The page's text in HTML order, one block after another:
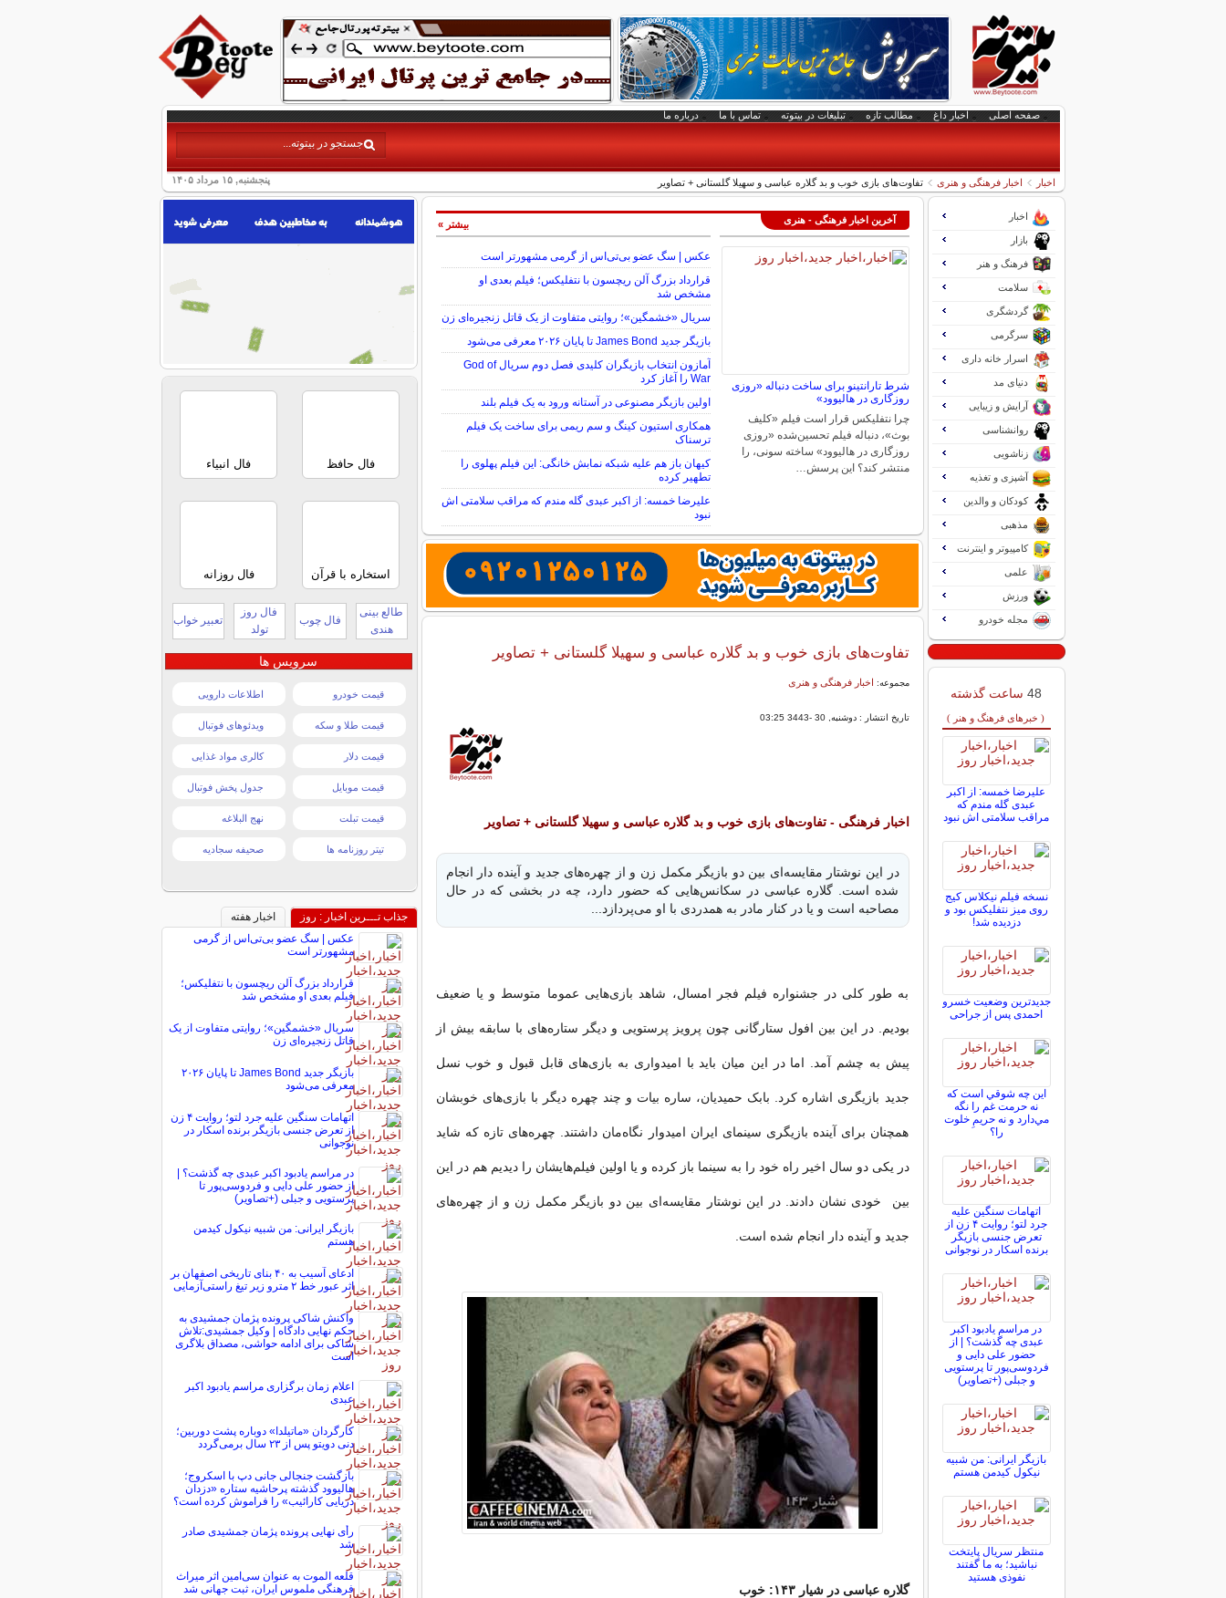
صفحه اصلی اخبار داغ مطالب تازه تبلیغات در بیتوته تماس با ما درباره ما
پنجشنبه, ۱۵ مرداد ۱۴۰۵ اخبار اخبار فرهنگی و هنری تفاوت‌های بازی خوب و بد گلاره عباسی و سهیلا گلستانی + تصاویر
آخرین اخبار فرهنگی - هنری
شرط تارانتینو برای ساخت دنباله «روزی
روزگاری در هالیوود»
چرا نتفلیکس قرار است فیلم «کلیف
بوث»، دنباله فیلم تحسین‌شده «روزی
روزگاری در هالیوود» ساخته سونی، را
منتشر کند؟ این پرسش…
عکس | سگ عضو بی‌تی‌اس از گرمی مشهورتر است
قرارداد بزرگ آلن ریچسون با نتفلیکس؛ فیلم بعدی او
مشخص شد
سریال «خشمگین»؛ روایتی متفاوت از یک قاتل زنجیره‌ای زن
بازیگر جدید James Bond تا پایان ۲۰۲۶ معرفی می‌شود
آمازون انتخاب بازیگران کلیدی فصل دوم سریال God of
War را آغاز کرد
اولین بازیگر مصنوعی در آستانه ورود به یک فیلم بلند
همکاری استیون کینگ و سم ریمی برای ساخت یک فیلم
ترسناک
کیهان باز هم علیه شبکه نمابش خانگی: این فیلم پهلوی را
تطهیر کرده
علیرضا خمسه: از اکبر عبدی گله مندم که مراقب سلامتی اش
نبود
بیشتر »
تفاوت‌های بازی خوب و بد گلاره عباسی و سهیلا گلستانی + تصاویر
مجموعه: اخبار فرهنگی و هنری
تاریخ انتشار : دوشنبه, 30 -3443 03:25
اخبار فرهنگی - تفاوت‌های بازی خوب و بد گلاره عباسی و سهیلا گلستانی + تصاویر
در این نوشتار مقایسه‌ای بین دو بازیگر مکمل زن و از چهره‌های جدید و آینده دار انجام
شده است. گلاره عباسی در سکانس‌هایی که حضور دارد، چه در بخشی که در حال
مصاحبه است و یا در کنار مادر به همدردی با او می‌پردازد...
به طور کلی در جشنواره فیلم فجر امسال، شاهد بازی‌هایی عموما متوسط و یا ضعیف
بودیم. در این بین افول ستارگانی چون پرویز پرستویی و دیگر ستاره‌های با سابقه بیش از
پیش به چشم آمد. اما در این میان باید با امیدواری به بازی‌های قابل قبول و خوب نسل
جدید بازیگری اشاره کرد. بابک حمیدیان، ساره بیات و چند چهره دیگر با بازی‌های خوبشان
همچنان برای آینده بازیگری سینمای ایران امیدوار نگاه‌مان داشتند. چهره‌های تازه که شاید
در یکی دو سال اخیر راه خود را به سینما باز کرده و یا اولین فیلم‌هایشان را دیدیم هم در این
بین خودی نشان دادند. در این نوشتار مقایسه‌ای بین دو بازیگر مکمل زن و از چهره‌های
جدید و آینده دار انجام شده است.
گلاره عباسی در شیار ۱۴۳: خوب
اخبار
بازار
فرهنگ و هنر
سلامت
گردشگری
سرگرمی
اسرار خانه داری
دنیای مد
آرایش و زیبایی
روانشناسی
زناشویی
آشپزی و تغذیه
کودکان و والدین
مذهبی
کامپیوتر و اینترنت
علمی
ورزش
مجله خودرو
48 ساعت گذشته
( خبرهای فرهنگ و هنر )
علیرضا خمسه: از اکبر
عبدی گله مندم که
مراقب سلامتی اش نبود
نسخه فیلم نیکلاس کیج
روی میز نتفلیکس بود و
دزدیده شد!
جدیدترین وضعیت خسرو
احمدی پس از جراحی
اين چه شوقي است كه
نه حرمت غم را نگه
مي‌دارد و نه حريمِ خلوت
را؟
اتهامات سنگین علیه
جرد لتو؛ روایت ۴ زن از
تعرض جنسی بازیگر
برنده اسکار در نوجوانی
در مراسم یادبود اکبر
عبدی چه گذشت؟ | از
حضور علی دایی و
فردوسی‌پور تا پرستویی
و جبلی (+تصاویر)
بازیگر ایرانی: من شبیه
نیکول کیدمن هستم
منتظر سریال پایتخت
نباشید؛ به ما گفتند
نفوذی هستید
فال حافظ فال انبیاء
استخاره با قرآن فال روزانه
طالع بینی
هندی
فال چوب
فال روز
تولد
تعبیر خواب
سرویس ها
قیمت خودرو اطلاعات دارویی
قیمت طلا و سکه ویدئوهای فوتبال
قیمت دلار کالری مواد غذایی
قیمت موبایل جدول پخش فوتبال
قیمت تبلت نهج البلاغه
تیتر روزنامه ها صحیفه سجادیه
جذاب تـــرین اخبار : روز
اخبار هفته
عکس | سگ عضو بی‌تی‌اس از گرمی
مشهورتر است
قرارداد بزرگ آلن ریچسون با نتفلیکس؛
فیلم بعدی او مشخص شد
سریال «خشمگین»؛ روایتی متفاوت از یک
قاتل زنجیره‌ای زن
بازیگر جدید James Bond تا پایان ۲۰۲۶
معرفی می‌شود
اتهامات سنگین علیه جرد لتو؛ روایت ۴ زن
از تعرض جنسی بازیگر برنده اسکار در
نوجوانی
در مراسم یادبود اکبر عبدی چه گذشت؟ |
از حضور علی دایی و فردوسی‌پور تا
پرستویی و جبلی (+تصاویر)
بازیگر ایرانی: من شبیه نیکول کیدمن
هستم
ادعای آسیب به ۴۰ بنای تاریخی اصفهان بر
اثر عبور خط ۲ مترو زیر تیغ راستی‌آزمایی
واکنش شاکی پرونده پژمان جمشیدی به
حکم نهایی دادگاه | وکیل جمشیدی:تلاش
شاکی برای ادامه حواشی، مصداق بلاگری
است
اعلام زمان برگزاری مراسم یادبود اکبر
عبدی
کارگردان «ماتیلدا» دوباره پشت دوربین؛
دنی دویتو پس از ۲۳ سال برمی‌گردد
بازگشت جنجالی جانی دپ با اسکروج؛
هالیوود گذشته پرحاشیه ستاره «دزدان
دریایی کارائیب» را فراموش کرده است؟
رأی نهایی پرونده پژمان جمشیدی صادر
شد
قلعه الموت به عنوان سی‌امین اثر میراث‌
فرهنگی ملموس ایران، ثبت جهانی شد